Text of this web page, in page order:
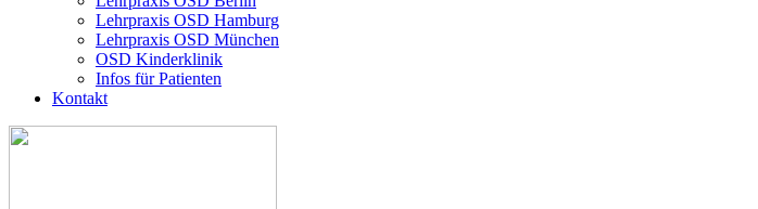
Lehrpraxis OSD Hamburg
Lehrpraxis OSD München
OSD Kinderklinik
Infos für Patienten
Kontakt